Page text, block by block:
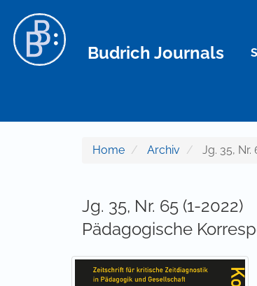
Hauptinhalt
Sidebar
Budrich Journals
Home Archiv Jg. 35,
Jg. 35, Nr. 65 (1-2022)
Pädagogische